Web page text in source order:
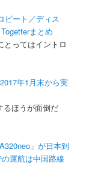
ビート／ディス
まとめ
ってはイントロ
年1月末から実
るほうが面倒だ
」が日本到
運航は中国路線